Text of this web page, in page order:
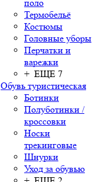
поло
Термобельё
Костюмы
Головные уборы
Перчатки и
варежки
+ ЕЩЕ 7
Обувь туристическая
Ботинки
Полуботинки /
кроссовки
Носки
трекинговые
Шнурки
Уход за обувью